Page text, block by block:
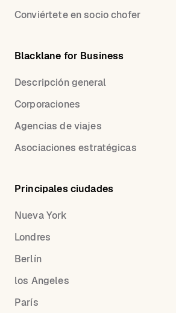
Conviértete en socio chofer
Blacklane for Business
Descripción general
Corporaciones
Agencias de viajes
Asociaciones estratégicas
Principales ciudades
Nueva York
Londres
Berlín
los Angeles
París